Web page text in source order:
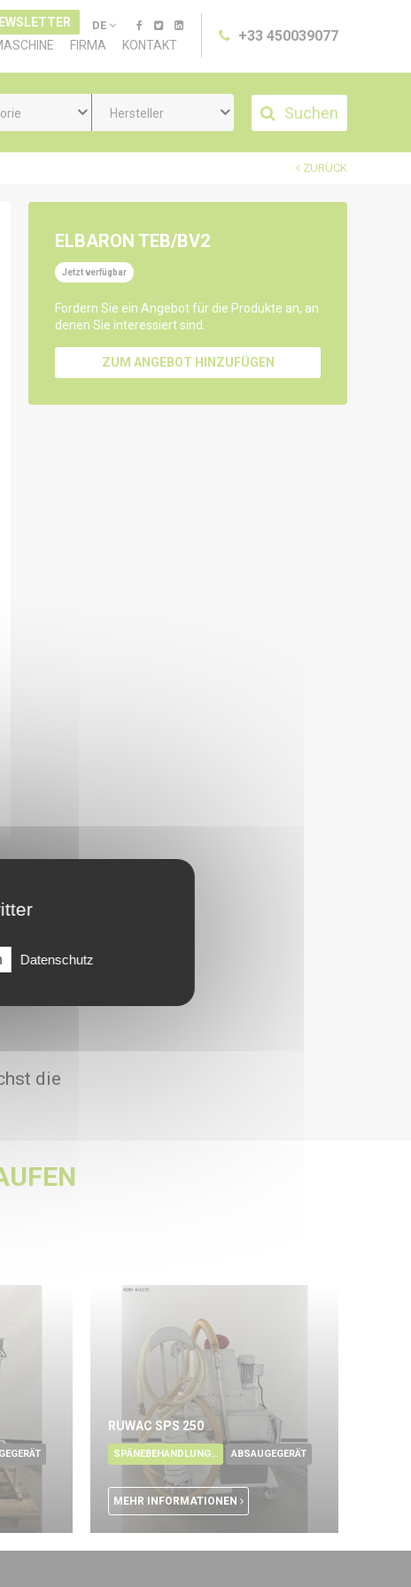
Datenschutz
+33 450039077
DE
FIRMA KONTAKT
Hersteller Suchen
ZURÜCK
ELBARON TEB/BV2
Jetzt verfügbar
Fordern Sie ein Angebot für die Produkte an, an
denen Sie interessiert sind.
ZUM ANGEBOT HINZUFÜGEN
die
RUWAC SPS 250
SPÄNEBEHANDLUNG - ÖL ABSAUGEGERÄT
MEHR INFORMATIONEN